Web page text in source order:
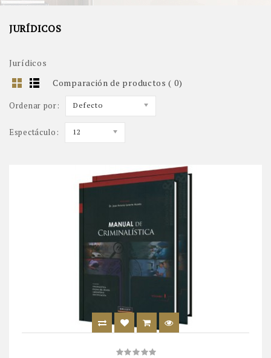
JURÍDICOS
Jurídicos
Comparación de productos ( 0)
Ordenar por: Defecto
Espectáculo: 12